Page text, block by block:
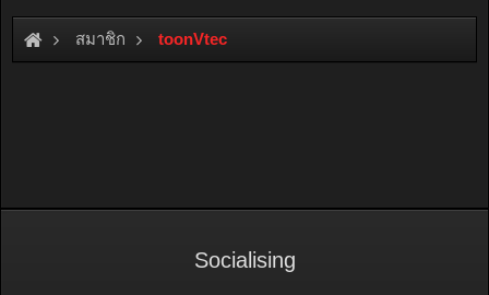
สมาชิก toonVtec
Socialising